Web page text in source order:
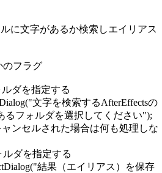
に文字があるか検索しエイリアス
のフラグ
ダを指定する
文字を検索するAfterEffectsの
るフォルダを選択してください");
ンセルされた場合は何も処理しな
ダを指定する
結果（エイリアス）を保存